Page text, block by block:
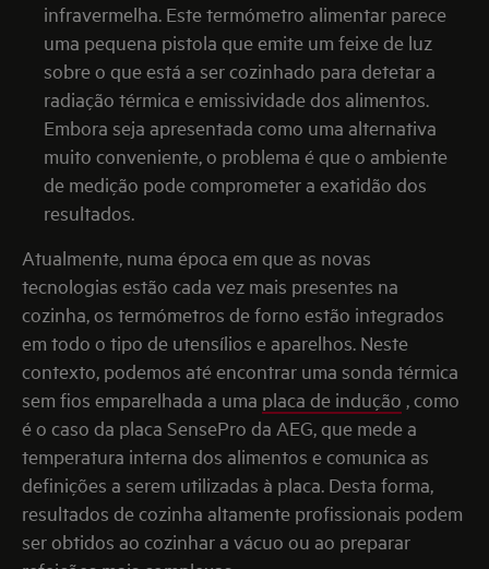
infravermelha. Este termómetro alimentar parece
uma pequena pistola que emite um feixe de luz
sobre o que está a ser cozinhado para detetar a
radiação térmica e emissividade dos alimentos.
Embora seja apresentada como uma alternativa
muito conveniente, o problema é que o ambiente
de medição pode comprometer a exatidão dos
resultados.
Atualmente, numa época em que as novas
tecnologias estão cada vez mais presentes na
cozinha, os termómetros de forno estão integrados
em todo o tipo de utensílios e aparelhos. Neste
contexto, podemos até encontrar uma sonda térmica
sem fios emparelhada a uma placa de indução , como
é o caso da placa SensePro da AEG, que mede a
temperatura interna dos alimentos e comunica as
definições a serem utilizadas à placa. Desta forma,
resultados de cozinha altamente profissionais podem
ser obtidos ao cozinhar a vácuo ou ao preparar